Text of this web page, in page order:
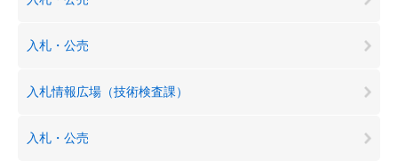
入札・公売
入札情報広場（技術検査課）
入札・公売